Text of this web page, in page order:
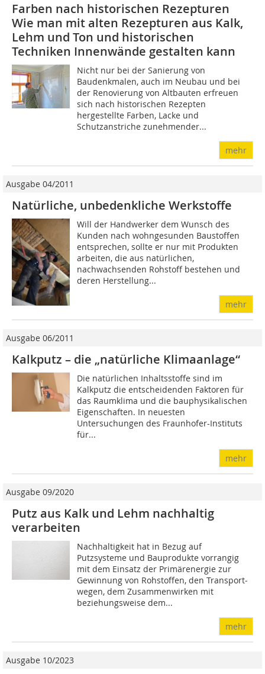
Farben nach historischen Rezepturen
Wie man mit alten Rezepturen aus Kalk,
Lehm und Ton und historischen
Techniken Innenwände gestalten kann
Nicht nur bei der Sanierung von
Baudenkmalen, auch im Neubau und bei
der Renovierung von Altbauten erfreuen
sich nach historischen Rezepten
hergestellte Farben, Lacke und
Schutzanstriche zunehmender...
mehr
Ausgabe 04/2011
Natürliche, unbedenkliche Werkstoffe
Will der Handwerker dem Wunsch des
Kunden nach wohngesunden Baustoffen
entsprechen, sollte er nur mit Produkten
arbeiten, die aus natürlichen,
nachwachsenden Rohstoff bestehen und
deren Herstellung...
mehr
Ausgabe 06/2011
Kalkputz – die „natürliche Klimaanlage“
Die natürlichen Inhaltsstoffe sind im
Kalkputz die entscheidenden Faktoren für
das Raumklima und die bauphysikalischen
Eigenschaften. In neuesten
Untersuchungen des Fraunhofer-Instituts
für...
mehr
Ausgabe 09/2020
Putz aus Kalk und Lehm nachhaltig
verarbeiten
Nachhaltigkeit hat in Bezug auf
Putzsysteme und Bauprodukte vorrangig
mit dem Einsatz der Primärenergie zur
Gewinnung von Rohstoffen, den Transport­
wegen, dem Zusammenwirken mit
beziehungsweise dem...
mehr
Ausgabe 10/2023